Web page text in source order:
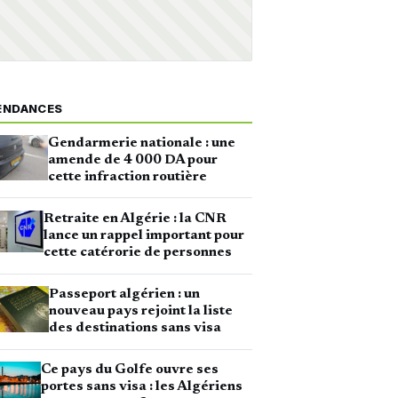
Gendarmerie nationale : une
amende de 4 000 DA pour
cette infraction routière
Retraite en Algérie : la CNR
lance un rappel important pour
cette catérorie de personnes
Passeport algérien : un
nouveau pays rejoint la liste
des destinations sans visa
Ce pays du Golfe ouvre ses
portes sans visa : les Algériens